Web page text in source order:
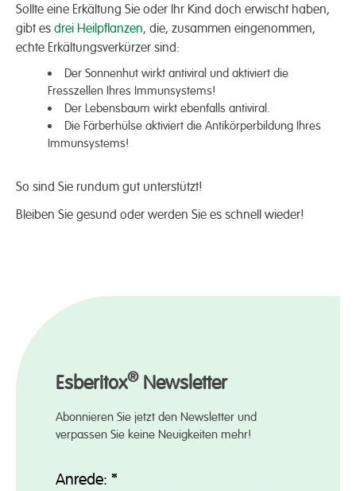
Sollte eine Erkältung Sie oder Ihr Kind doch erwischt haben,
gibt es drei Heilpflanzen, die, zusammen eingenommen,
echte Erkältungsverkürzer sind:
Der Sonnenhut wirkt antiviral und aktiviert die
Fresszellen Ihres Immunsystems!
Der Lebensbaum wirkt ebenfalls antiviral.
Die Färberhülse aktiviert die Antikörperbildung Ihres
Immunsystems!
So sind Sie rundum gut unterstützt!
Bleiben Sie gesund oder werden Sie es schnell wieder!
Esberitox®Newsletter
Abonnieren Sie jetzt den Newsletter und
verpassen Sie keine Neuigkeiten mehr!
Anrede: *